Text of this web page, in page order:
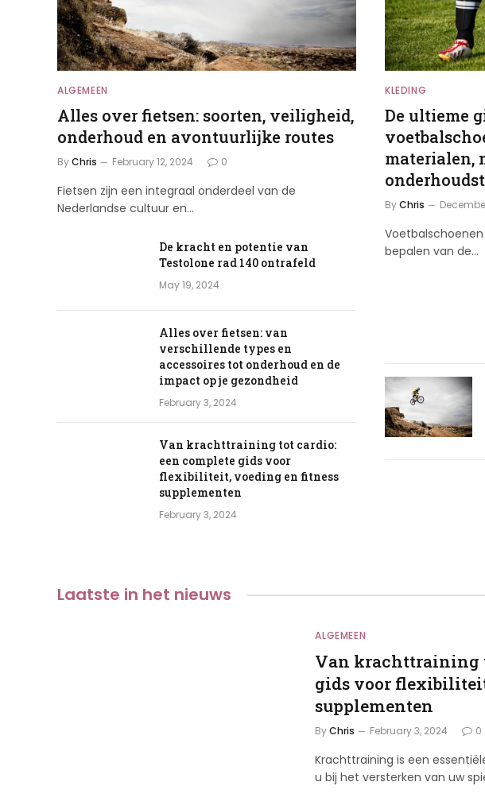
ALGEMEEN
Alles over fietsen: soorten, veiligheid,
onderhoud en avontuurlijke routes
ByChris February 12, 2024 0
Fietsen zijn een integraal onderdeel van de
Nederlandse cultuur en…
De kracht en potentie van
Testolone rad 140 ontrafeld
May 19, 2024
Alles over fietsen: van
verschillende types en
accessoires tot onderhoud en de
impact op je gezondheid
February 3, 2024
Van krachttraining tot cardio:
een complete gids voor
flexibiliteit, voeding en fitness
supplementen
February 3, 2024
KLEDING
De ultieme
materialen,
ByChris
bepalen van de…
Laatste in het nieuws
ALGEMEEN
Van krachttraining
gids voor
supplementen
By Chris February 3, 2024 0
Krachttraining is een
u bij het versterken van uw